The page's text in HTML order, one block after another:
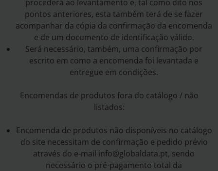
procederá ao levantamento e, tal como dito nos
pontos anteriores, esta também terá de se fazer
acompanhar da cópia da confirmação da encomenda
e de um documento de identificação válido.
Será necessário, também, uma confirmação por
escrito em como a encomenda foi levantada e
entregue em condições.
Encomendas de produtos fora do catálogo / não
listados:
Encomenda de produtos não disponíveis no catálogo
do site necessitam de confirmação e pedido prévio
através do e-mail info@globaldata.pt, sendo
necessário o pré-pagamento total da